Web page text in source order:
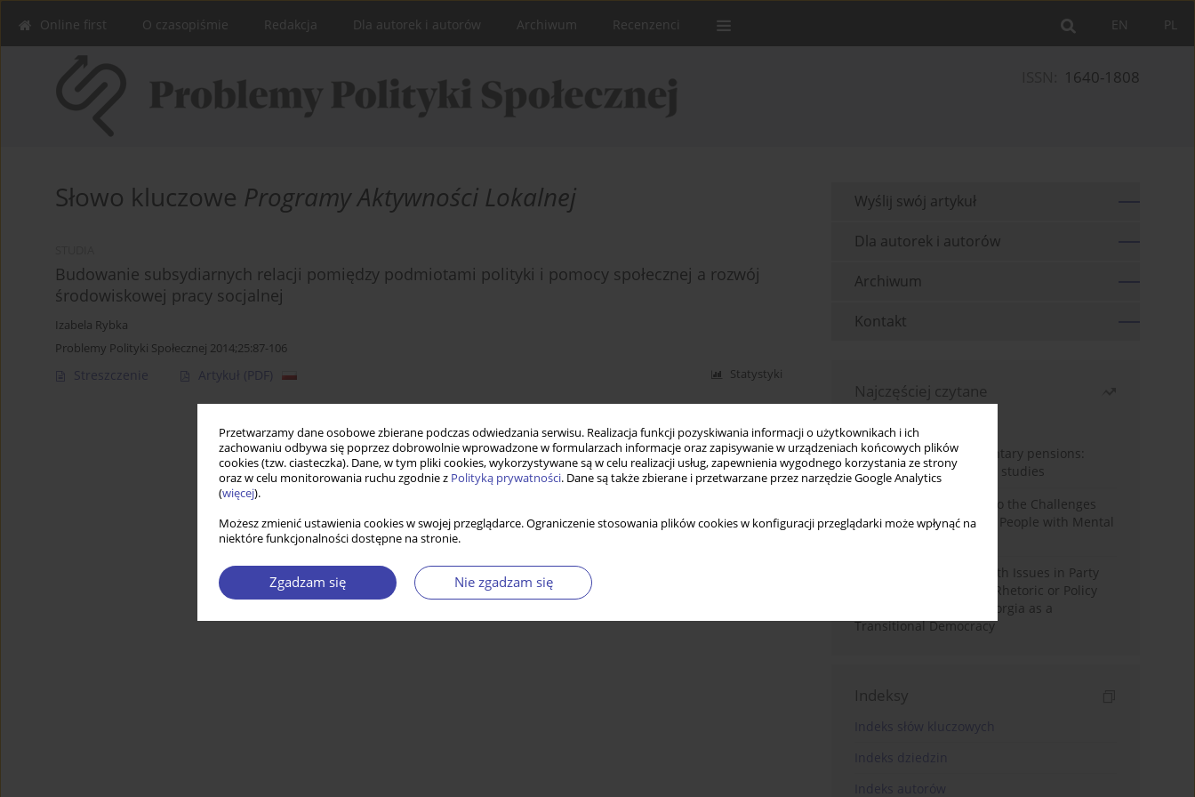
Przetwarzamy dane osobowe zbierane podczas odwiedzania serwisu. Realizacja funkcji pozyskiwania informacji o użytkownikach i ich
zachowaniu odbywa się poprzez dobrowolnie wprowadzone w formularzach informacje oraz zapisywanie w urządzeniach końcowych plików
cookies (tzw. ciasteczka). Dane, w tym pliki cookies, wykorzystywane są w celu realizacji usług, zapewnienia wygodnego korzystania ze strony
oraz w celu monitorowania ruchu zgodnie z Polityką prywatności. Dane są także zbierane i przetwarzane przez narzędzie Google Analytics
(więcej).
Możesz zmienić ustawienia cookies w swojej przeglądarce. Ograniczenie stosowania plików cookies w konfiguracji przeglądarki może wpłynąć na
niektóre funkcjonalności dostępne na stronie.
Zgadzam się Nie zgadzam się
PL
EN
Online first O czasopiśmie Redakcja Dla autorek i autorów Archiwum Recenzenci
1640-1808
Słowo kluczowe Programy Aktywności Lokalnej
Budowanie subsydiarnych relacji pomiędzy podmiotami polityki i pomocy społecznej a rozwój
środowiskowej pracy socjalnej
Izabela Rybka
Problemy Polityki Społecznej 2014;25:87-106
Streszczenie Artykuł (PDF) Statystyki
Wyślij swój artykuł
Dla autorek i autorów
Archiwum
Kontakt
Najczęściej czytane
Auto-enrolment in voluntary pensions:
Comparative OECD case studies
Bibliometric Insights into the Challenges
and Needs of Homeless People with Mental
The Politicisation of Youth Issues in Party
Programmes: Symbolic Rhetoric or Policy
Priority? The Case of Georgia as a
Transitional Democracy
Indeksy
Indeks słów kluczowych
Indeks dziedzin
Indeks autorów